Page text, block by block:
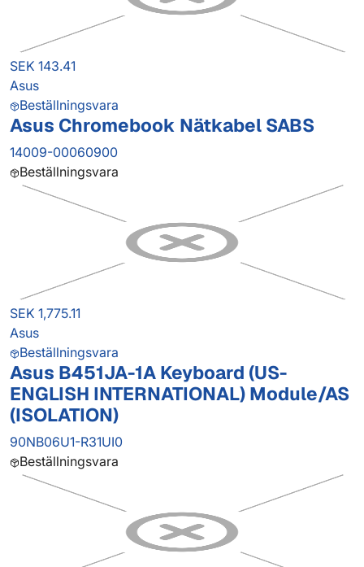
SEK 143.41
Asus
Beställningsvara
Asus Chromebook Nätkabel SABS
14009-00060900
Beställningsvara
SEK 1,775.11
Asus
Beställningsvara
Asus B451JA-1A Keyboard (US-
ENGLISH INTERNATIONAL) Module/AS
(ISOLATION)
90NB06U1-R31UI0
Beställningsvara